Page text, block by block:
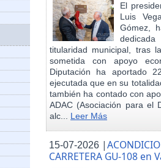
El
Luis
Gómez,
titularidad municipal, tras
sometida con apoyo
Diputación ha aportado
ejecutada que en su
también ha contado con
ADAC (Asociación para el
alc... Leer Más
15-07-2026 |
CARRETERA GU-108 en